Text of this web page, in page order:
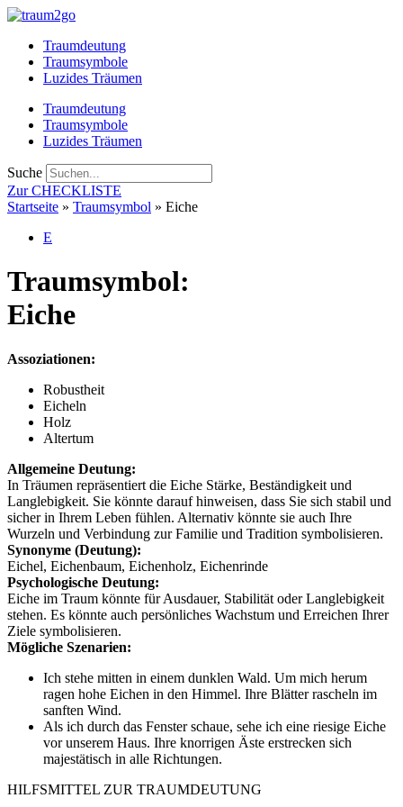
Zum
springenTraumdeutung
Traumsymbole
Luzides Träumen
Traumdeutung
Traumsymbole
Luzides Träumen
Suche
Zur CHECKLISTE
Startseite » Traumsymbol » Eiche
E
Traumsymbol:
Eiche
Assoziationen:
Robustheit
Eicheln
Holz
Altertum
Allgemeine Deutung:
In Träumen repräsentiert die Eiche Stärke, Beständigkeit und
Langlebigkeit. Sie könnte darauf hinweisen, dass Sie sich stabil und
sicher in Ihrem Leben fühlen. Alternativ könnte sie auch Ihre
Wurzeln und Verbindung zur Familie und Tradition symbolisieren.
Synonyme (Deutung):
Eichel, Eichenbaum, Eichenholz, Eichenrinde
Psychologische Deutung:
Eiche im Traum könnte für Ausdauer, Stabilität oder Langlebigkeit
stehen. Es könnte auch persönliches Wachstum und Erreichen Ihrer
Ziele symbolisieren.
Mögliche Szenarien:
Ich stehe mitten in einem dunklen Wald. Um mich herum
ragen hohe Eichen in den Himmel. Ihre Blätter rascheln im
sanften Wind.
Als ich durch das Fenster schaue, sehe ich eine riesige Eiche
vor unserem Haus. Ihre knorrigen Äste erstrecken sich
majestätisch in alle Richtungen.
HILFSMITTEL ZUR TRAUMDEUTUNG